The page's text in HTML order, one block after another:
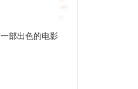
部出色的电影